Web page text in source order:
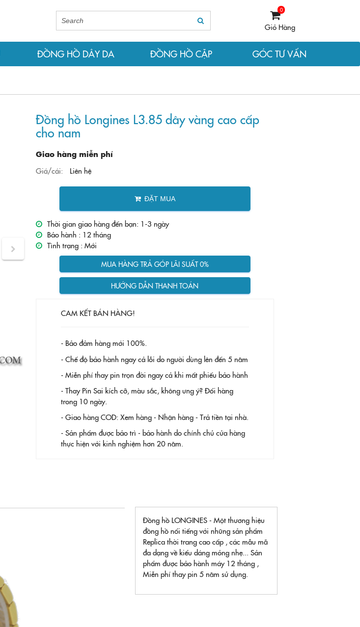
0
Giỏ Hàng
ĐỒNG HỒ DÂY DA ĐỒNG HỒ CẶP GÓC TƯ VẤN
Đồng hồ Longines L3.85 dây vàng cao cấp
cho nam
Giao hàng miễn phí
Giá/cái:
Liên hệ
ĐẶT MUA
Thời gian giao hàng đến bạn: 1-3 ngày
Bảo hành : 12 tháng
Tình trạng : Mới
MUA HÀNG TRẢ GÓP LÃI SUẤT 0%
HƯỚNG DẪN THANH TOÁN
CAM KẾT BÁN HÀNG!
- Bảo đảm hàng mới 100%.
- Chế độ bảo hành ngay cả lỗi do người dùng lên đến 5 năm
- Miễn phí thay pin trọn đời ngay cả khi mất phiếu bảo hành
- Thay Pin Sai kích cỡ, màu sắc, không ưng ý? Đổi hàng
trong 10 ngày.
- Giao hàng COD: Xem hàng - Nhận hàng - Trả tiền tại nhà.
- Sản phẩm được bảo trì - bảo hành do chính chủ cửa hàng
thực hiện với kinh nghiệm hơn 20 năm.
Đồng hồ LONGINES - Một thương hiệu
đồng hồ nổi tiếng với những sản phẩm
Replica thời trang cao cấp , các mẫu mã
đa dạng về kiểu dáng mỏng nhẹ... Sản
phẩm được bảo hành máy 12 tháng ,
Miễn phí thay pin 5 năm sử dụng.